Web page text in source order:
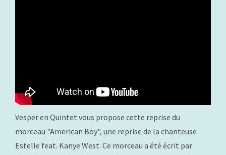
Vesper en Quintet vous propose cette reprise du
morceau "American Boy", une reprise de la chanteuse
Estelle feat. Kanye West. Ce morceau a été écrit par